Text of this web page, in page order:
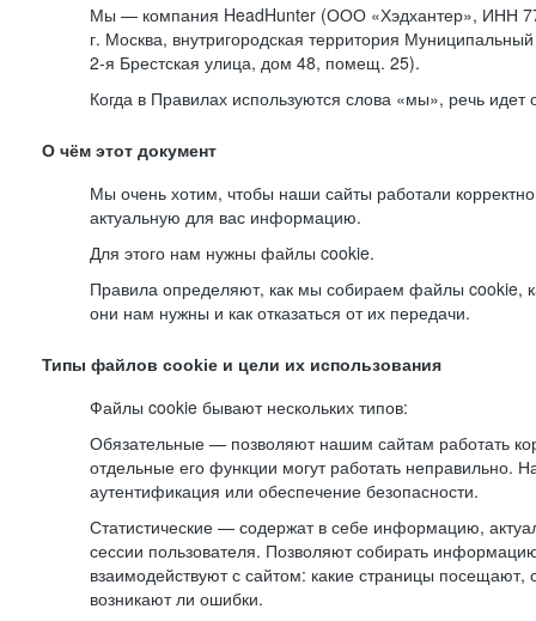
Мы — компания HeadHunter (ООО «Хэдхантер», ИНН
г. Москва, внутригородская территория Муниципальный
2-я Брестская улица, дом 48, помещ. 25).
Когда в Правилах используются слова «мы», речь
О чём этот документ
Мы очень хотим, чтобы наши сайты работали
актуальную для вас информацию.
Для этого нам нужны файлы cookie.
Правила определяют, как мы собираем файлы cookie,
они нам нужны и как отказаться от их передачи.
Типы файлов cookie и цели их использования
Файлы cookie бывают нескольких типов:
Обязательные — позволяют нашим сайтам работать
отдельные его функции могут работать неправильно.
аутентификация или обеспечение безопасности.
Статистические — содержат в себе информацию,
сессии пользователя. Позволяют собирать
взаимодействуют с сайтом: какие страницы посещают,
возникают ли ошибки.